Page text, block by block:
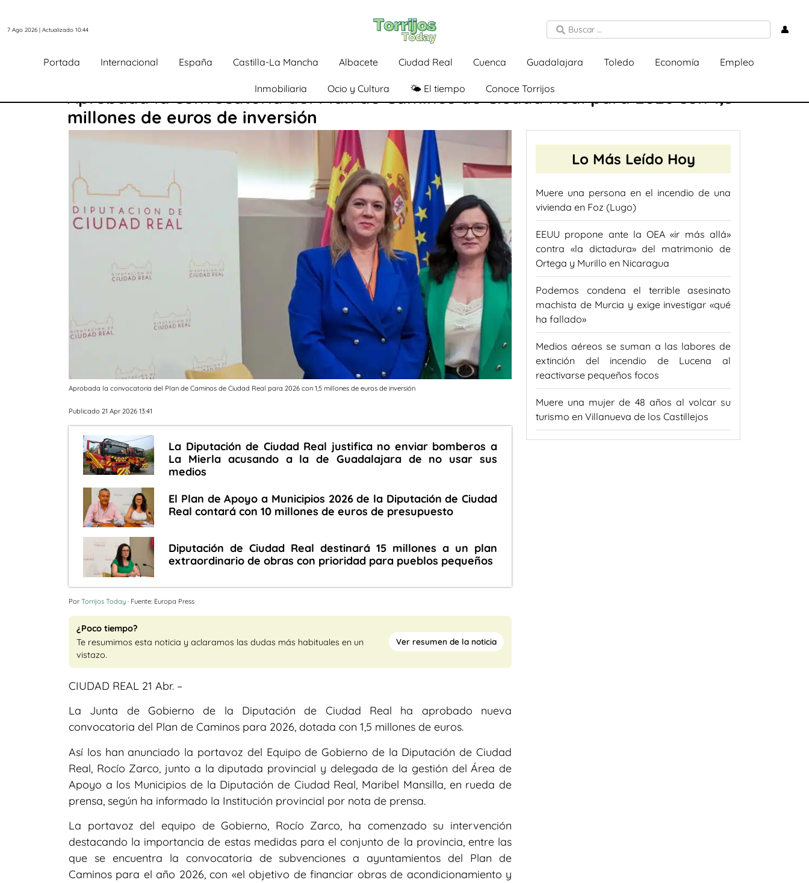
7 Ago 2026 | Actualizado 10:44 👤
Portada Internacional España Castilla-La Mancha Albacete Ciudad Real Cuenca Guadalajara Toledo Economía Empleo
Inmobiliaria Ocio y Cultura 🌤️ El tiempo Conoce Torrijos
Aprobada la convocatoria del Plan de Caminos de Ciudad Real para 2026 con 1,5
millones de euros de inversión
Aprobada la convocatoria del Plan de Caminos de Ciudad Real para 2026 con 1,5 millones de euros de inversión
Publicado 21 Apr 2026 13:41
La Diputación de Ciudad Real justifica no enviar bomberos a
La Mierla acusando a la de Guadalajara de no usar sus
medios
El Plan de Apoyo a Municipios 2026 de la Diputación de Ciudad
Real contará con 10 millones de euros de presupuesto
Diputación de Ciudad Real destinará 15 millones a un plan
extraordinario de obras con prioridad para pueblos pequeños
Por Torrijos Today · Fuente: Europa Press
¿Poco tiempo?
Te resumimos esta noticia y aclaramos las dudas más habituales en un
vistazo.
Ver resumen de la noticia
CIUDAD REAL 21 Abr. –
La Junta de Gobierno de la Diputación de Ciudad Real ha aprobado nueva
convocatoria del Plan de Caminos para 2026, dotada con 1,5 millones de euros.
Así los han anunciado la portavoz del Equipo de Gobierno de la Diputación de Ciudad
Real, Rocío Zarco, junto a la diputada provincial y delegada de la gestión del Área de
Apoyo a los Municipios de la Diputación de Ciudad Real, Maribel Mansilla, en rueda de
prensa, según ha informado la Institución provincial por nota de prensa.
La portavoz del equipo de Gobierno, Rocío Zarco, ha comenzado su intervención
destacando la importancia de estas medidas para el conjunto de la provincia, entre las
que se encuentra la convocatoria de subvenciones a ayuntamientos del Plan de
Caminos para el año 2026, con «el objetivo de financiar obras de acondicionamiento y
Lo Más Leído Hoy
Muere una persona en el incendio de una
vivienda en Foz (Lugo)
EEUU propone ante la OEA «ir más allá»
contra «la dictadura» del matrimonio de
Ortega y Murillo en Nicaragua
Podemos condena el terrible asesinato
machista de Murcia y exige investigar «qué
ha fallado»
Medios aéreos se suman a las labores de
extinción del incendio de Lucena al
reactivarse pequeños focos
Muere una mujer de 48 años al volcar su
turismo en Villanueva de los Castillejos